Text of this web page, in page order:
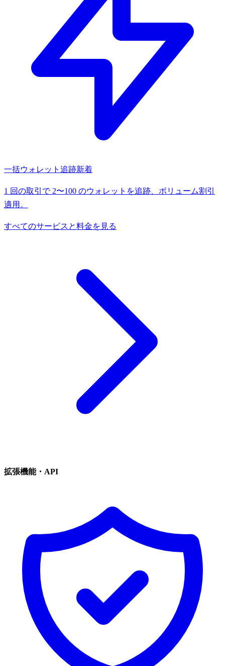
一括ウォレット追跡新着
1 回の取引で 2〜100 のウォレットを追跡、ボリューム割引
適用。
すべてのサービスと料金を見る
拡張機能・API